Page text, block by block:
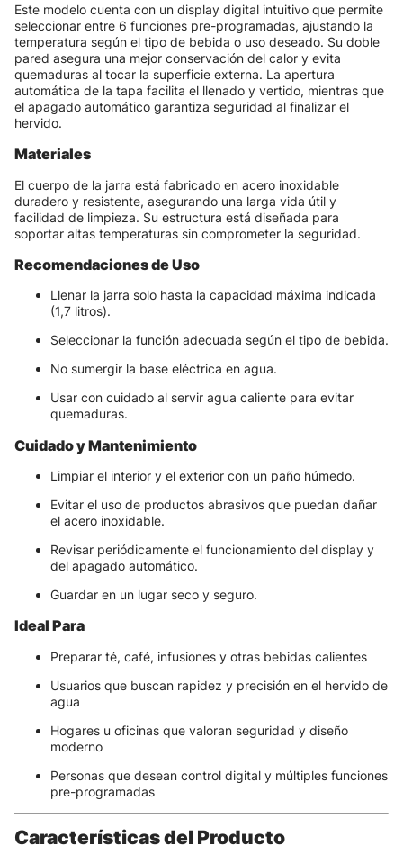
Este modelo cuenta con un display digital intuitivo que permite
seleccionar entre 6 funciones pre-programadas, ajustando la
temperatura según el tipo de bebida o uso deseado. Su doble
pared asegura una mejor conservación del calor y evita
quemaduras al tocar la superficie externa. La apertura
automática de la tapa facilita el llenado y vertido, mientras que
el apagado automático garantiza seguridad al finalizar el
hervido.
Materiales
El cuerpo de la jarra está fabricado en acero inoxidable
duradero y resistente, asegurando una larga vida útil y
facilidad de limpieza. Su estructura está diseñada para
soportar altas temperaturas sin comprometer la seguridad.
Recomendaciones de Uso
Llenar la jarra solo hasta la capacidad máxima indicada
(1,7 litros).
Seleccionar la función adecuada según el tipo de bebida.
No sumergir la base eléctrica en agua.
Usar con cuidado al servir agua caliente para evitar
quemaduras.
Cuidado y Mantenimiento
Limpiar el interior y el exterior con un paño húmedo.
Evitar el uso de productos abrasivos que puedan dañar
el acero inoxidable.
Revisar periódicamente el funcionamiento del display y
del apagado automático.
Guardar en un lugar seco y seguro.
Ideal Para
Preparar té, café, infusiones y otras bebidas calientes
Usuarios que buscan rapidez y precisión en el hervido de
agua
Hogares u oficinas que valoran seguridad y diseño
moderno
Personas que desean control digital y múltiples funciones
pre-programadas
Características del Producto